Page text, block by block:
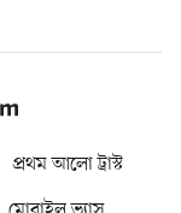
প্রথম আলো ট্রাস্ট